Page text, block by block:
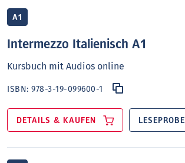
A1
Intermezzo Italienisch A1
Kursbuch mit Audios online
ISBN:978-3-19-099600-1
DETAILS & KAUFEN LESEPROBE